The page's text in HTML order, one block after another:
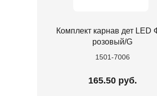
Комплект карнав дет LED
розовый/G
1501-7006
165.50 руб.